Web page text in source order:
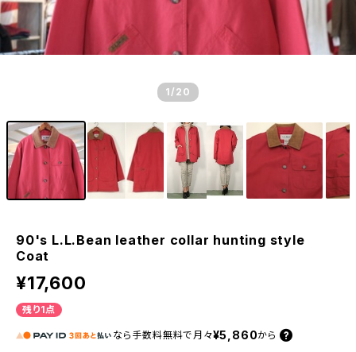
1 /20
90's L.L.Bean leather collar hunting style
Coat
¥17,600
残り1点
なら 手数料無料で 月々¥5,860から